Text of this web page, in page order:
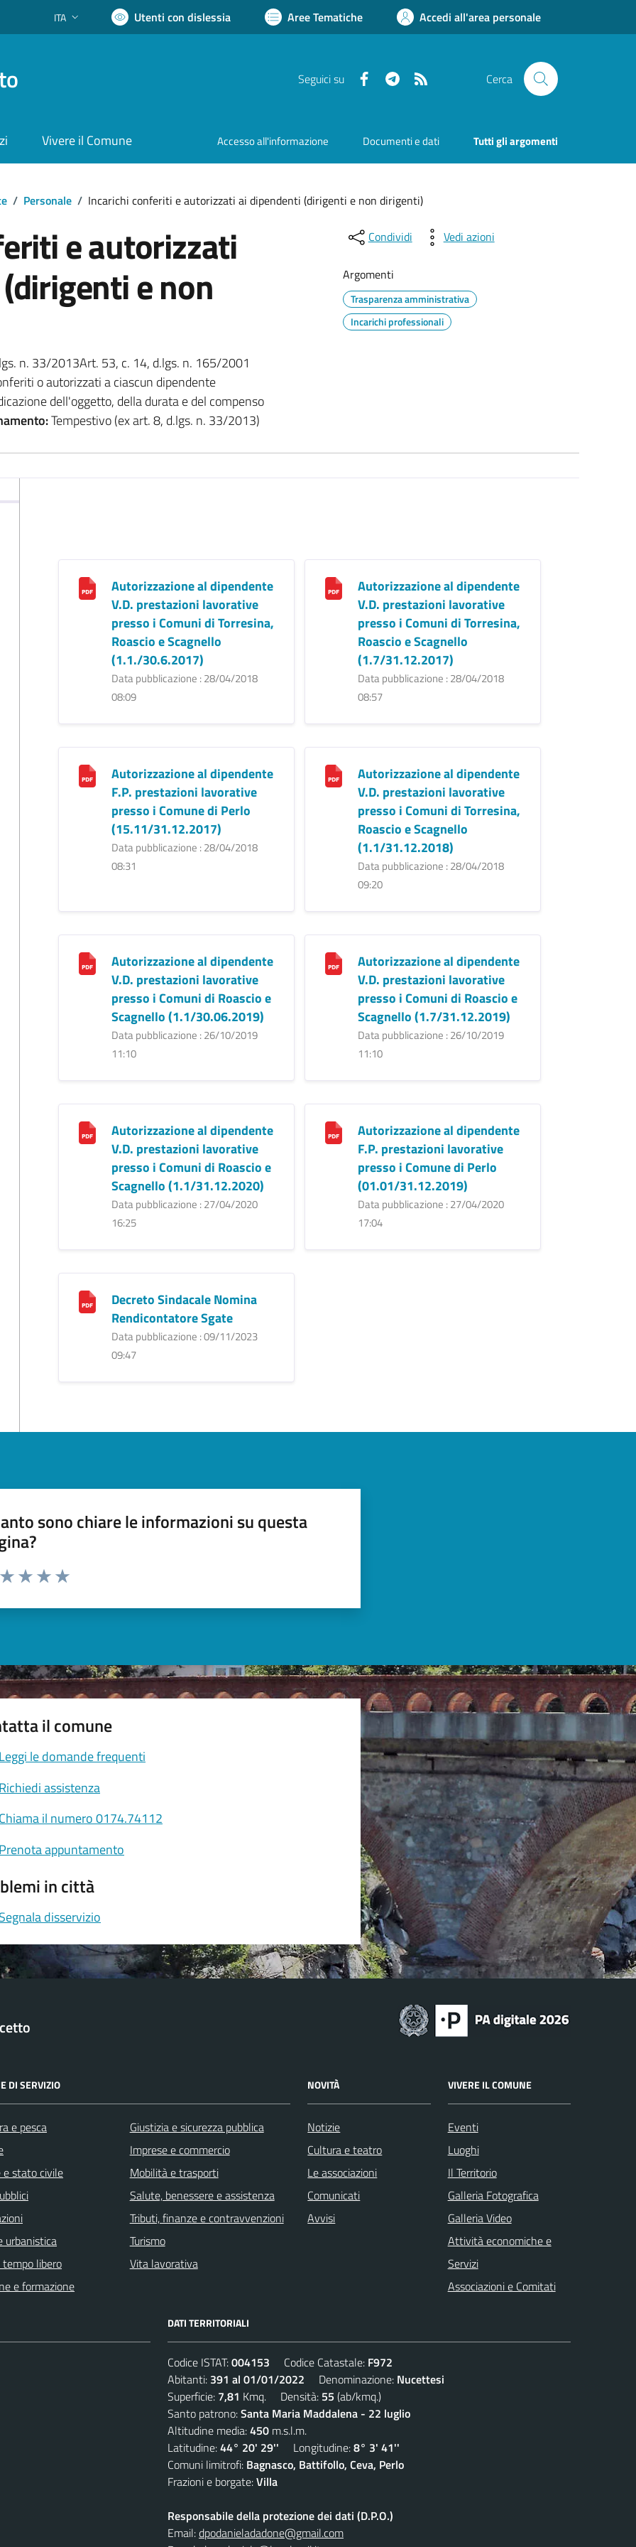
Lingua attiva:
ITA Utenti con dislessia Aree Tematiche Accedi all'area personale
Seguici su FacebookTelegram Cerca
Vivere il Comune Accesso all'informazione Documenti e dati Tutti gli argomenti
/ Personale / Incarichi conferiti e autorizzati ai dipendenti (dirigenti e non dirigenti)
e autorizzati
e non
n. 33/2013Art. 53, c. 14, d.lgs. n. 165/2001
o autorizzati a ciascun dipendente
dell'oggetto, della durata e del compenso
Tempestivo (ex art. 8, d.lgs. n. 33/2013)
Condividi Vedi azioni
Argomenti
Trasparenza amministrativa
Incarichi professionali
Autorizzazione al dipendente
V.D. prestazioni lavorative
presso i Comuni di Torresina,
Roascio e Scagnello
(1.1./30.6.2017)
Data pubblicazione : 28/04/2018
08:09
Autorizzazione al dipendente
V.D. prestazioni lavorative
presso i Comuni di Torresina,
Roascio e Scagnello
(1.7/31.12.2017)
Data pubblicazione : 28/04/2018
08:57
Autorizzazione al dipendente
F.P. prestazioni lavorative
presso i Comune di Perlo
(15.11/31.12.2017)
Data pubblicazione : 28/04/2018
08:31
Autorizzazione al dipendente
V.D. prestazioni lavorative
presso i Comuni di Torresina,
Roascio e Scagnello
(1.1/31.12.2018)
Data pubblicazione : 28/04/2018
09:20
Autorizzazione al dipendente
V.D. prestazioni lavorative
presso i Comuni di Roascio e
Scagnello (1.1/30.06.2019)
Data pubblicazione : 26/10/2019
11:10
Autorizzazione al dipendente
V.D. prestazioni lavorative
presso i Comuni di Roascio e
Scagnello (1.7/31.12.2019)
Data pubblicazione : 26/10/2019
11:10
Autorizzazione al dipendente
V.D. prestazioni lavorative
presso i Comuni di Roascio e
Scagnello (1.1/31.12.2020)
Data pubblicazione : 27/04/2020
16:25
Autorizzazione al dipendente
F.P. prestazioni lavorative
presso i Comune di Perlo
(01.01/31.12.2019)
Data pubblicazione : 27/04/2020
17:04
Decreto Sindacale Nomina
Rendicontatore Sgate
Data pubblicazione : 09/11/2023
09:47
sono chiare le informazioni su questa
da 1 a 5 stelle la pagina
il comune
Leggi le domande frequenti
Richiedi assistenza
Chiama il numero 0174.74112
Prenota appuntamento
in città
Segnala disservizio
DI SERVIZIO
e pesca
e stato civile
urbanistica
libero
e formazione
Giustizia e sicurezza pubblica
Imprese e commercio
Mobilità e trasporti
Salute, benessere e assistenza
Tributi, finanze e contravvenzioni
Turismo
Vita lavorativa
NOVITÀ
Notizie
Cultura e teatro
Le associazioni
Comunicati
Avvisi
VIVERE IL COMUNE
Eventi
Luoghi
Il Territorio
Galleria Fotografica
Galleria Video
Attività economiche e
Servizi
Associazioni e Comitati
DATI TERRITORIALI
Codice ISTAT:004153 Codice Catastale: F972
Abitanti: 391 al 01/01/2022 Denominazione: Nucettesi
Superficie: 7,81 Kmq. Densità: 55 (ab/kmq.)
Santo patrono:Santa Maria Maddalena - 22 luglio
Altitudine media:450 m.s.l.m.
Latitudine:44° 20' 29'' Longitudine:8° 3' 41''
Comuni limitrofi: Bagnasco, Battifollo, Ceva, Perlo
Frazioni e borgate:Villa
Responsabile della protezione dei dati (D.P.O.)
Email:dpodanieladadone@gmail.com